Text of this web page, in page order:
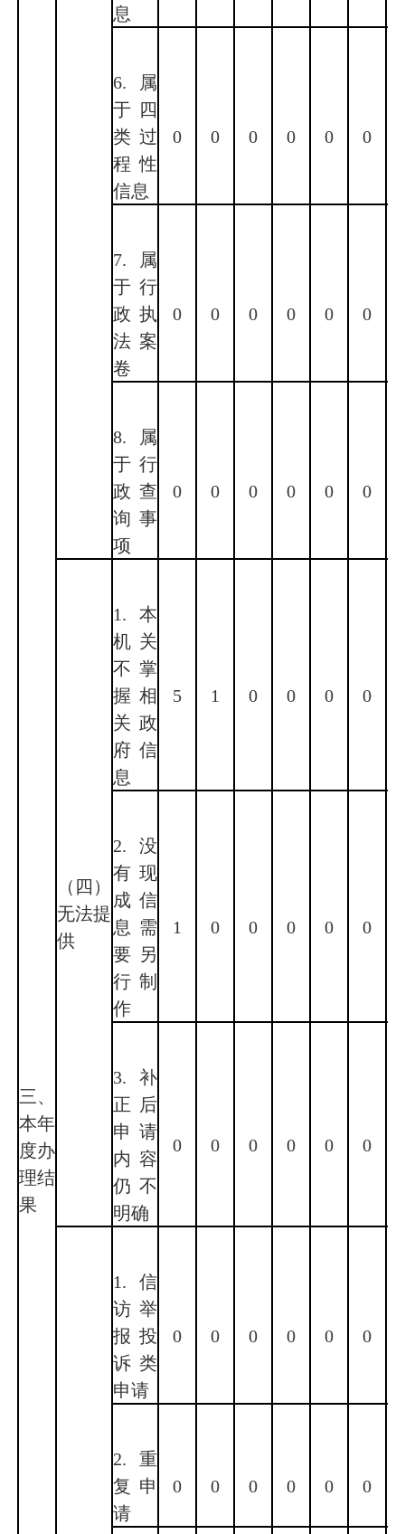
三、
本年
度办
理结
果
息
6.属
于四
类过
程性
信息
0 0 0 0 0 0
7.属
于行
政执
法案
卷
0 0 0 0 0 0
8.属
于行
政查
询事
项
0 0 0 0 0 0
（四）
无法提
供
1.本
机关
不掌
握相
关政
府信
息
5 1 0 0 0 0
2.没
有现
成信
息需
要另
行制
作
1 0 0 0 0 0
3.补
正后
申请
内容
仍不
明确
0 0 0 0 0 0
1.信
访举
报投
诉类
申请
0 0 0 0 0 0
2.重
复申
请
0 0 0 0 0 0